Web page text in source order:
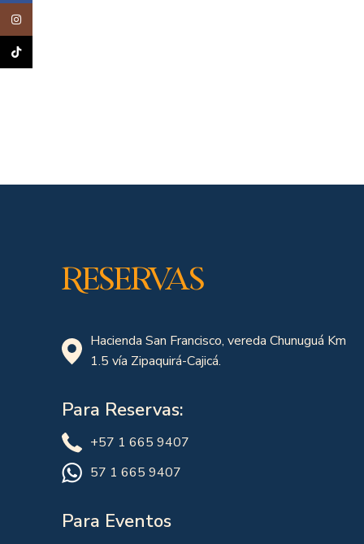
Reservas
Hacienda San Francisco, vereda Chunuguá Km
1.5 vía Zipaquirá-Cajicá.
Para Reservas:
+57 1 665 9407
57 1 665 9407
Para Eventos